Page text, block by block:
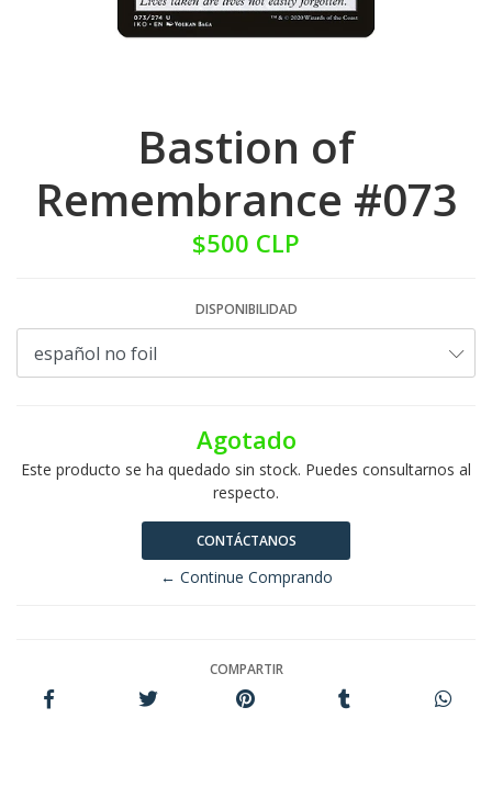
Bastion of
Remembrance #073
$500 CLP
DISPONIBILIDAD
Agotado
Este producto se ha quedado sin stock. Puedes consultarnos al
respecto.
CONTÁCTANOS
← Continue Comprando
COMPARTIR